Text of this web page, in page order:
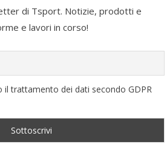
di Tsport. Notizie, prodotti e
e lavori in corso!
il trattamento dei dati secondo GDPR